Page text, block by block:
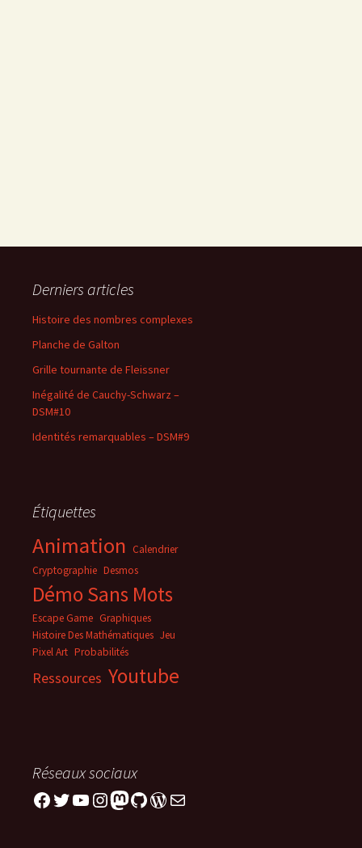
Derniers articles
Histoire des nombres complexes
Planche de Galton
Grille tournante de Fleissner
Inégalité de Cauchy-Schwarz –
DSM#10
Identités remarquables – DSM#9
Étiquettes
Animation Calendrier
Cryptographie Desmos
Démo Sans Mots
Escape Game Graphiques
Histoire Des Mathématiques Jeu
Pixel Art Probabilités
Ressources Youtube
Réseaux sociaux
Facebook
Twitter
YouTube
Instagram
Mastodon
GitHub
WordPress
E-mail